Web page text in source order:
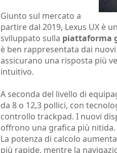
Giunto sul mercato a
partire dal 2019, Lexus UX è
sviluppato sulla piattaforma
è ben rappresentata dai
assicurano una risposta più
intuitivo.
A seconda del livello di
da 8 o 12,3 pollici, con
controllo trackpad. I nuovi
offrono una grafica più nitida.
La potenza di calcolo
più rapide, mentre la